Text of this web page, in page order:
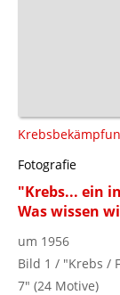
Fotografie
"Krebs... ein
Was wissen
um 1956
Bild 1 / "Krebs /
7" (24 Motive)